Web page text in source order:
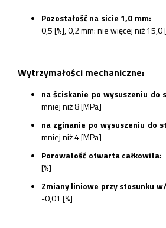
Pozostałość na sicie 1,0 mm:
0,5 [%], 0,2 mm: nie więcej niż 15,0
Wytrzymałości mechaniczne:
na ściskanie po wysuszeniu do
mniej niż 8 [MPa]
na zginanie po wysuszeniu do
mniej niż 4 [MPa]
Porowatość otwarta całkowita:
[%]
Zmiany liniowe przy stosunku
-0,01 [%]